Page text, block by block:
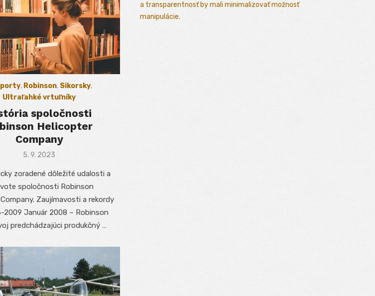
, Robinson, Sikorsky,
Ultraľahké vrtuľníky
spoločnosti
Helicopter
Company
Posted
5. 9. 2023
zoradené dôležité udalosti a
spoločnosti Robinson
Zaujímavosti a rekordy
2009 Január 2008 – Robinson
predchádzajúci produkčný …
a transparentnosť by mali minimalizovať možnosť
manipulácie.